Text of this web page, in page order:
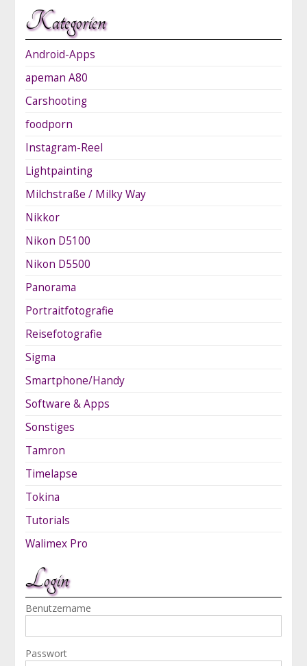
Kategorien
Android-Apps
apeman A80
Carshooting
foodporn
Instagram-Reel
Lightpainting
Milchstraße / Milky Way
Nikkor
Nikon D5100
Nikon D5500
Panorama
Portraitfotografie
Reisefotografie
Sigma
Smartphone/Handy
Software & Apps
Sonstiges
Tamron
Timelapse
Tokina
Tutorials
Walimex Pro
Login
Benutzername
Passwort